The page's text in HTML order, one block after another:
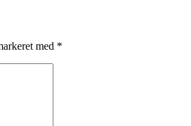
med *